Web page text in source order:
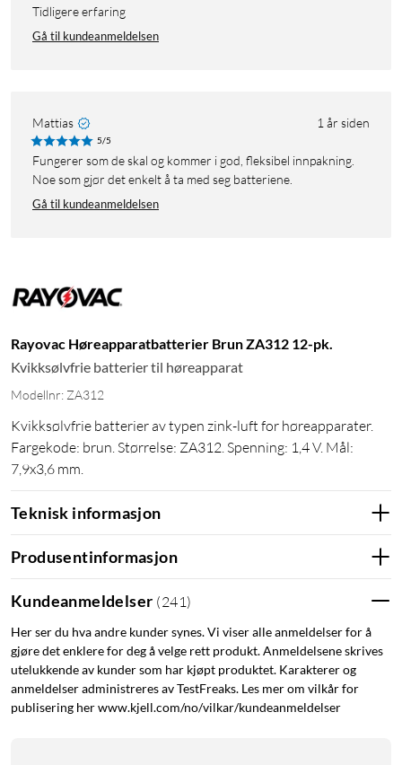
tidligere erfaring
Gå til kundeanmeldelsen
Mattias 1 år siden
5/5
Fungerer som de skal og kommer i god, fleksibel innpakning.
Noe som gjør det enkelt å ta med seg batteriene.
Gå til kundeanmeldelsen
Rayovac Høreapparatbatterier Brun ZA312 12-pk.
Kvikksølvfrie batterier til høreapparat
Modellnr: ZA312
Kvikksølvfrie batterier av typen zink-luft for høreapparater.
Fargekode: brun. Størrelse: ZA312. Spenning: 1,4 V. Mål:
7,9x3,6 mm.
Teknisk informasjon
Produsentinformasjon
Kundeanmeldelser (241 )
Her ser du hva andre kunder synes. Vi viser alle anmeldelser for å
gjøre det enklere for deg å velge rett produkt. Anmeldelsene skrives
utelukkende av kunder som har kjøpt produktet. Karakterer og
anmeldelser administreres av TestFreaks. Les mer om vilkår for
publisering her www.kjell.com/no/vilkar/kundeanmeldelser